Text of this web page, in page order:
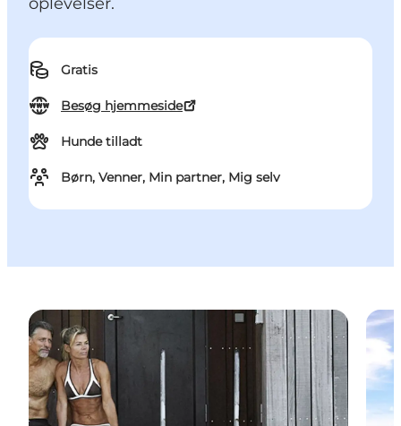
oplevelser.
Gratis
Besøg hjemmeside
Hunde tilladt
Børn, Venner, Min partner, Mig selv